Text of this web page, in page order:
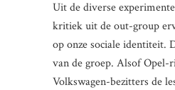
Uit de diverse
kritiek uit de out-group
op onze sociale identiteit.
van de groep. Alsof Opel-
Volkswagen-bezitters de